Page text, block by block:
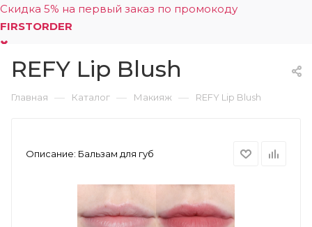
Скидка 5% на первый заказ по промокоду
FIRSTORDER
0
REFY Lip Blush
Главная — Каталог — Макияж — REFY Lip Blush
Описание: Бальзам для губ